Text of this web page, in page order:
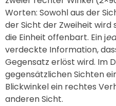
Worten: Sowohl aus der
der Sicht der Zweiheit wird
die Einheit offenbart. Ein j
verdeckte Information,
Gegensatz erlöst wird. Im
gegensätzlichen Sichten
Blickwinkel ein rechtes
anderen Sicht.